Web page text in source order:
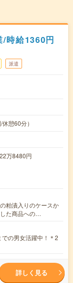
時給1360円
派遣
憩60分）
万8480円
粕漬入りのケースか
た商品への…
の男女活躍中！＊2
詳しく見る